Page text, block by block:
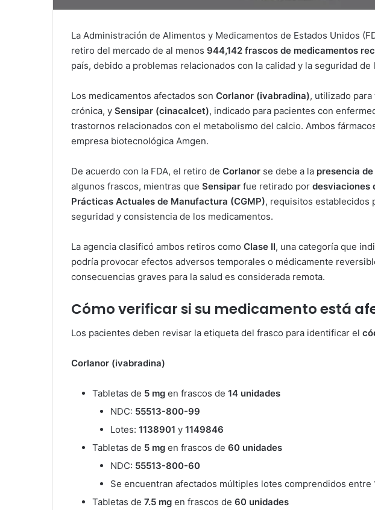
La Administración de Alimentos y Medicamentos de Estados Unidos
retiro del mercado de al menos 944,142 frascos de medicamentos
país, debido a problemas relacionados con la calidad y la seguridad de
Los medicamentos afectados son Corlanor (ivabradina), utilizado
crónica, y Sensipar (cinacalcet), indicado para pacientes con
trastornos relacionados con el metabolismo del calcio. Ambos
empresa biotecnológica Amgen.
De acuerdo con la FDA, el retiro de Corlanor se debe a la presencia
algunos frascos, mientras que Sensipar fue retirado por desviaciones
Prácticas Actuales de Manufactura (CGMP), requisitos establecidos
seguridad y consistencia de los medicamentos.
La agencia clasificó ambos retiros como Clase II, una categoría que
podría provocar efectos adversos temporales o médicamente
consecuencias graves para la salud es considerada remota.
Cómo verificar si su medicamento está
Los pacientes deben revisar la etiqueta del frasco para identificar el
Corlanor (ivabradina)
Tabletas de 5 mg en frascos de 14 unidades
NDC: 55513-800-99
Lotes: 1138901 y 1149846
Tabletas de 5 mg en frascos de 60 unidades
NDC: 55513-800-60
Se encuentran afectados múltiples lotes comprendidos entre
Tabletas de 7.5 mg en frascos de 60 unidades